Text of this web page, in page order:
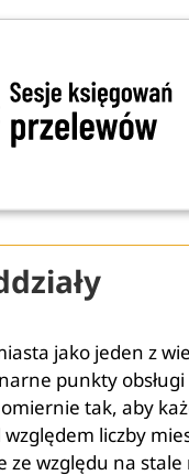
jako jeden z
punkty
tak, aby
liczby
względu na